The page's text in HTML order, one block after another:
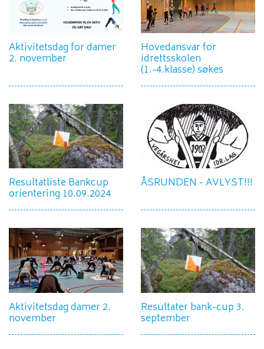
Aktivitetsdag for damer
2. november
Hovedansvar for
idrettsskolen
(1.-4.klasse) søkes
Resultatliste Bankcup
orientering 10.09.2024
ÅSRUNDEN - AVLYST!!!
Aktivitetsdag damer 2.
november
Resultater bank-cup 3.
september